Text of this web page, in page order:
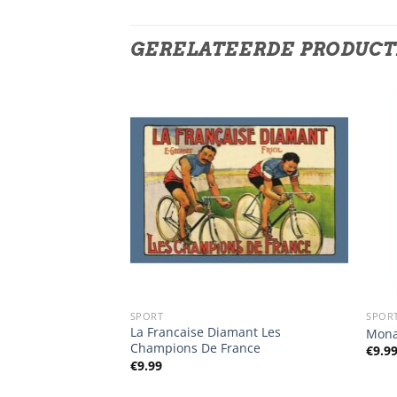
GERELATEERDE
SPORT
La Francaise Diamant Les
Champions De France
€9.99
€